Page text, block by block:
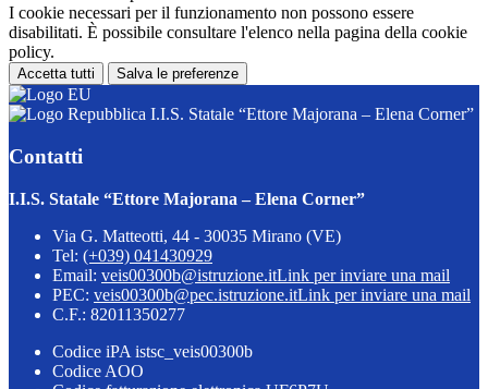
I cookie necessari per il funzionamento non possono essere
disabilitati. È possibile consultare l'elenco nella pagina della cookie
policy.
Accetta tutti Salva le preferenze
I.I.S. Statale “Ettore Majorana – Elena Corner”
Contatti
I.I.S. Statale “Ettore Majorana – Elena Corner”
Via G. Matteotti, 44 - 30035 Mirano (VE)
Tel: (+039) 041430929
Email: veis00300b@istruzione.itLink per inviare una mail
PEC: veis00300b@pec.istruzione.itLink per inviare una mail
C.F.: 82011350277
Codice iPA istsc_veis00300b
Codice AOO